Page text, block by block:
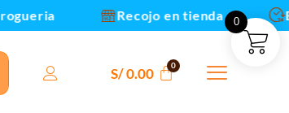
Recojo en tienda
S/0.00
0